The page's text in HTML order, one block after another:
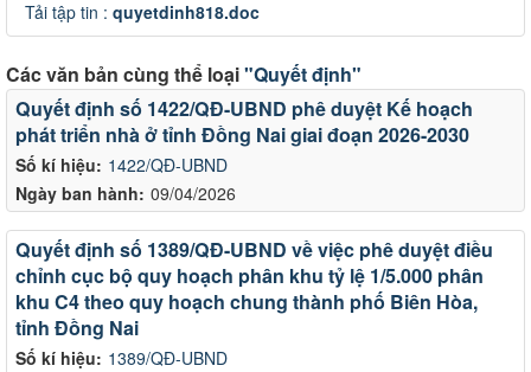
Tải tập tin : quyetdinh818.doc
Các văn bản cùng thể loại"Quyết định"
Số kí hiệu: 1422/QĐ-UBND
Ngày ban hành: 09/04/2026
Quyết định số 1422/QĐ-UBND phê duyệt Kế hoạch
phát triển nhà ở tỉnh Đồng Nai giai đoạn 2026-2030
Số kí hiệu: 1389/QĐ-UBND
Quyết định số 1389/QĐ-UBND về việc phê duyệt điều
chỉnh cục bộ quy hoạch phân khu tỷ lệ 1/5.000 phân
khu C4 theo quy hoạch chung thành phố Biên Hòa,
tỉnh Đồng Nai